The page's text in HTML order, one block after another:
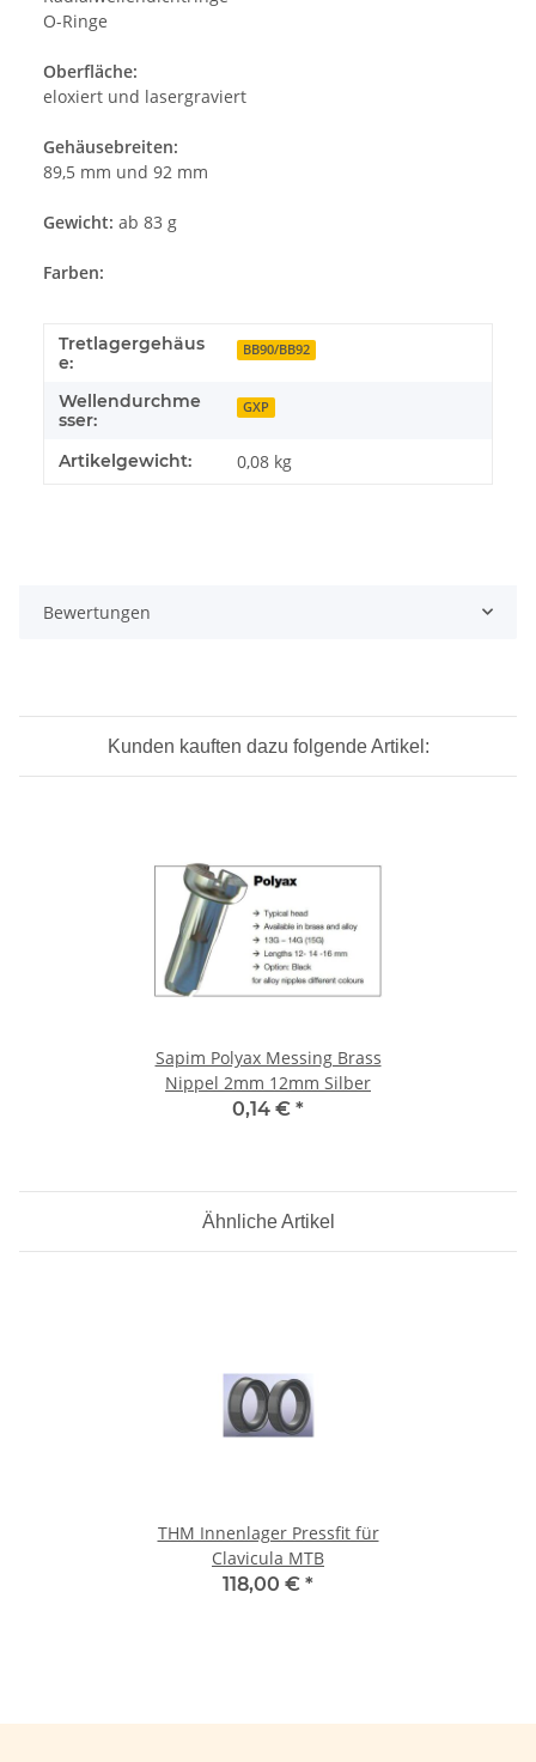
O-Ringe
Oberfläche:
eloxiert und lasergraviert
Gehäusebreiten:
89,5 mm und 92 mm
Gewicht: ab 83 g
Farben:
Tretlagergehäus
e:
BB90/BB92
Wellendurchme
sser:
GXP
Artikelgewicht: 0,08 kg
Bewertungen
Kunden kauften dazu folgende Artikel:
Sapim Polyax Messing Brass
Nippel 2mm 12mm Silber
0,14 € *
Ähnliche Artikel
THM Innenlager Pressfit für
Clavicula MTB
118,00 € *